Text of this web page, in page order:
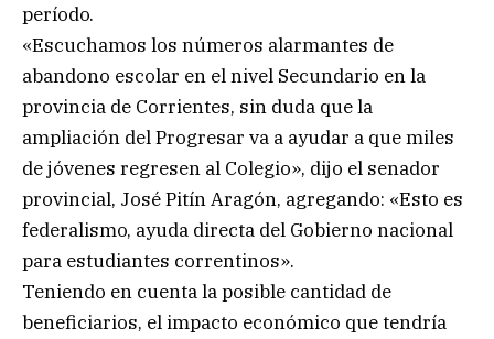
período.
«Escuchamos los números alarmantes de
abandono escolar en el nivel Secundario en la
provincia de Corrientes, sin duda que la
ampliación del Progresar va a ayudar a que miles
de jóvenes regresen al Colegio», dijo el senador
provincial, José Pitín Aragón, agregando: «Esto es
federalismo, ayuda directa del Gobierno nacional
para estudiantes correntinos».
Teniendo en cuenta la posible cantidad de
beneficiarios, el impacto económico que tendría